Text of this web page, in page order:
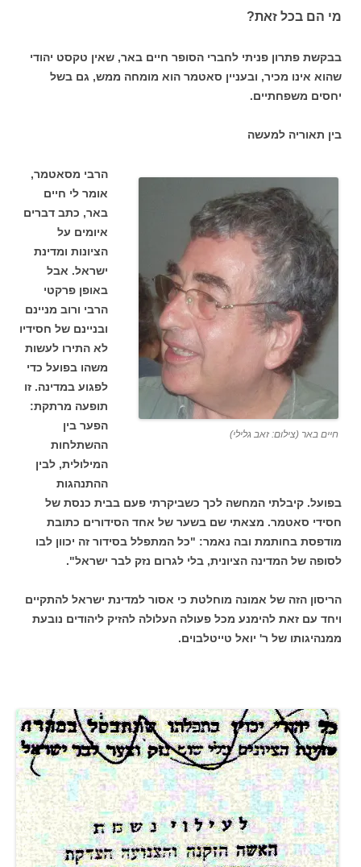
מי הם בכל זאת?
בבקשת פתרון פניתי לחברי הסופר חיים באר, שאין טקסט יהודי
שהוא אינו מכיר, ובעניין סאטמר הוא מומחה ממש, גם בשל
יחסים משפחתיים.
בין תאוריה למעשה
חיים באר (צילום: זאב גלילי)
הרבי מסאטמר,
אומר לי חיים
באר, כתב דברים
איומים על
הציונות ומדינת
ישראל. אבל
באופן פרקטי
הרבי ורוב מניינם
ובניינם של חסידיו
לא התירו לעשות
משהו בפועל כדי
לפגוע במדינה. זו
תופעה מרתקת:
הפער בין
ההשתלחות
המילולית, לבין
ההתנהגות
בפועל. קיבלתי המחשה לכך כשביקרתי פעם בבית כנסת של
חסידי סאטמר. מצאתי שם בשער של אחד הסידורים כתובת
מודפסת בחותמת ובה נאמר: "כל המתפלל בסידור זה יכוון לבו
לסופה של המדינה הציונית, בלי לגרום נזק לבר ישראל".
הריסון הזה של אמונה מוחלטת כי אסור למדינת ישראל להתקיים
ויחד עם זאת להימנע מכל פעולה העלולה להזיק ליהודים נובעת
ממנהיגותו של ר' יואל טייטלבוים.